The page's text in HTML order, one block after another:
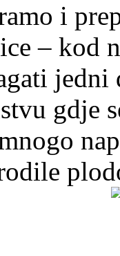
i
– kod
gdje